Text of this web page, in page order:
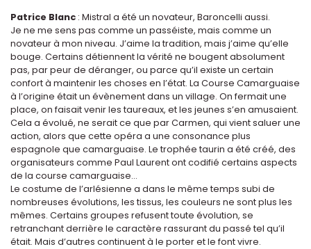
Patrice Blanc : Mistral a été un novateur, Baroncelli aussi.
Je ne me sens pas comme un passéiste, mais comme un
novateur à mon niveau. J’aime la tradition, mais j’aime qu’elle
bouge. Certains détiennent la vérité ne bougent absolument
pas, par peur de déranger, ou parce qu’il existe un certain
confort à maintenir les choses en l’état. La Course Camarguaise
à l’origine était un évènement dans un village. On fermait une
place, on faisait venir les taureaux, et les jeunes s’en amusaient.
Cela a évolué, ne serait ce que par Carmen, qui vient saluer une
action, alors que cette opéra a une consonance plus
espagnole que camarguaise. Le trophée taurin a été créé, des
organisateurs comme Paul Laurent ont codifié certains aspects
de la course camarguaise...
Le costume de l’arlésienne a dans le même temps subi de
nombreuses évolutions, les tissus, les couleurs ne sont plus les
mêmes. Certains groupes refusent toute évolution, se
retranchant derrière le caractère rassurant du passé tel qu’il
était. Mais d’autres continuent à le porter et le font vivre.